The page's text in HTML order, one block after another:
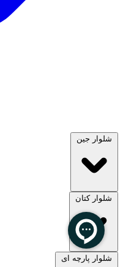
شلوار جین
مشاهده همه
شلوار کتان
شلوار پارچه ای